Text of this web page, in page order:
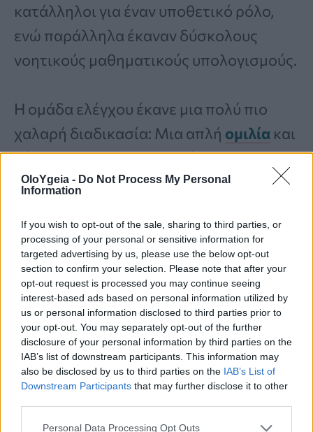
OloYgeia - Do Not Process My Personal
Information
If you wish to opt-out of the sale, sharing to third parties, or
processing of your personal or sensitive information for
targeted advertising by us, please use the below opt-out
section to confirm your selection. Please note that after your
opt-out request is processed you may continue seeing
interest-based ads based on personal information utilized by
us or personal information disclosed to third parties prior to
your opt-out. You may separately opt-out of the further
disclosure of your personal information by third parties on the
IAB’s list of downstream participants. This information may
also be disclosed by us to third parties on the IAB’s List of
Downstream Participants that may further disclose it to other
Personal Data Processing Opt Outs
κατάλληλοι για έναν υποθετικό ρόλο,
ενώ παράλληλα έκαναν δύσκολους
νοητικούς μαθηματικούς υπολογισμούς.
Η ομάδα ελέγχου έκανε μια πολύ πιο
χαλαρή διαδικασία: Μια απλή ομιλία και
εύκολες μαθηματικές πράξεις.
είδαν νέα ζευγάρια εικόνων που
συνέδεαν ζώα με τρισδιάστατα
σχήματα.
Τι αποκάλυψαν οι εξετάσεις
fMRI
Οι επιστήμονες χρησιμοποίησαν
λειτουργική μαγνητική τομογραφία